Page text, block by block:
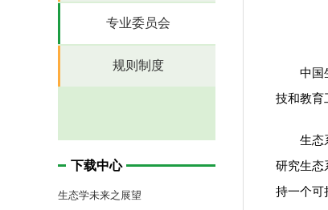
专业委员会
规则制度
下载中心
生态学未来之展望
中国
技和教育
生态
研究生态
持一个可